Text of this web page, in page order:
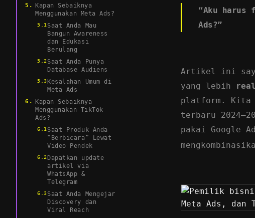
Kapan Sebaiknya
Menggunakan Meta Ads?
Saat Anda Mau
Bangun Awareness
dan Edukasi
Berulang
Saat Anda Punya
Database Audiens
Kesalahan Umum di
Meta Ads
Kapan Sebaiknya
Menggunakan TikTok
Ads?
Saat Produk Anda
“Berbicara” Lewat
Video Pendek
Dapatkan update
artikel via
WhatsApp &
Telegram
Saat Anda Mengejar
Discovery dan
Viral Reach
“Aku harus
Ads?”
Artikel ini
yang lebih
platform. Kita
terbaru
pakai Google